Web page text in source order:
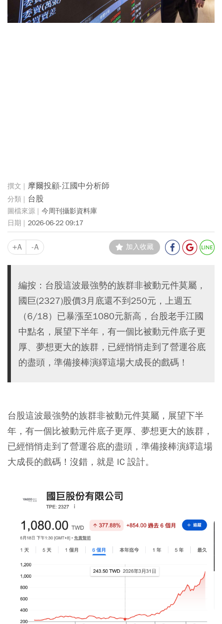
摩爾投顧-江國中分析師
台股
今周刊攝影資料庫
2026-06-22 09:17
+A -A 加入收藏
編按：台股這波最強勢的族群非被動元件莫屬，
國巨(2327)股價3月底還不到250元，上週五
（6/18）已暴漲至1080元新高，台股老手江國
中點名，展望下半年，有一個比被動元件底子更
厚、夢想更大的族群，已經悄悄走到了營運谷底
的盡頭，準備接棒演繹這場大成長的戲碼！
台股這波最強勢的族群非被動元件莫屬，展望下半
年，有一個比被動元件底子更厚、夢想更大的族群，
已經悄悄走到了營運谷底的盡頭，準備接棒演繹這場
大成長的戲碼！沒錯，就是 IC 設計。